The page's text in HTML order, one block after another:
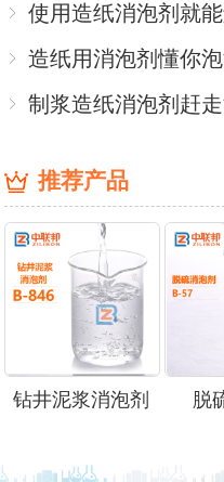
造纸用消泡剂懂你
制浆造纸消泡剂赶
推荐产品
钻井泥浆消泡剂 脱